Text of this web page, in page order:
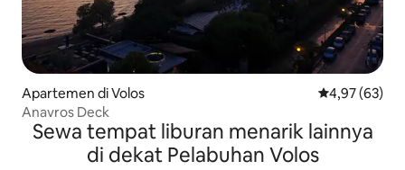
Apartemen di Volos Nilai rata-rata
4,97 (63)
Anavros Deck
Sewa tempat liburan menarik lainnya
di dekat Pelabuhan Volos